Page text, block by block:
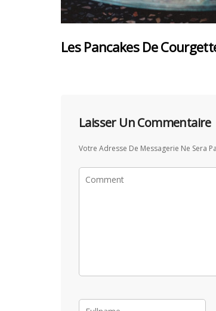
Les Pancakes De
Laisser Un Commentaire
Votre Adresse De Messagerie Ne Sera